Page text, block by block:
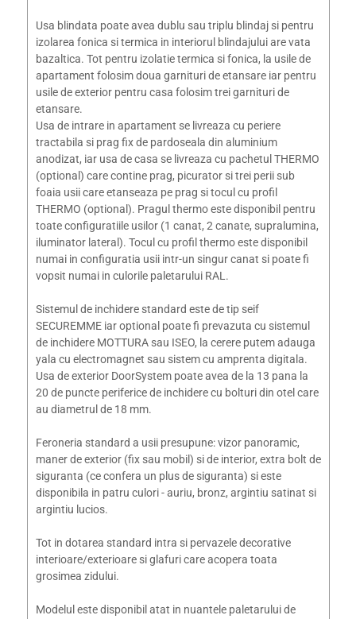
Usa blindata poate avea dublu sau triplu blindaj si pentru
izolarea fonica si termica in interiorul blindajului are vata
bazaltica. Tot pentru izolatie termica si fonica, la usile de
apartament folosim doua garnituri de etansare iar pentru
usile de exterior pentru casa folosim trei garnituri de
etansare.
Usa de intrare in apartament se livreaza cu periere
tractabila si prag fix de pardoseala din aluminium
anodizat, iar usa de casa se livreaza cu pachetul THERMO
(optional) care contine prag, picurator si trei perii sub
foaia usii care etanseaza pe prag si tocul cu profil
THERMO (optional). Pragul thermo este disponibil pentru
toate configuratiile usilor (1 canat, 2 canate, supralumina,
iluminator lateral). Tocul cu profil thermo este disponibil
numai in configuratia usii intr-un singur canat si poate fi
vopsit numai in culorile paletarului RAL.
Sistemul de inchidere standard este de tip seif
SECUREMME iar optional poate fi prevazuta cu sistemul
de inchidere MOTTURA sau ISEO, la cerere putem adauga
yala cu electromagnet sau sistem cu amprenta digitala.
Usa de exterior DoorSystem poate avea de la 13 pana la
20 de puncte periferice de inchidere cu bolturi din otel care
au diametrul de 18 mm.
Feroneria standard a usii presupune: vizor panoramic,
maner de exterior (fix sau mobil) si de interior, extra bolt de
siguranta (ce confera un plus de siguranta) si este
disponibila in patru culori - auriu, bronz, argintiu satinat si
argintiu lucios.
Tot in dotarea standard intra si pervazele decorative
interioare/exterioare si glafuri care acopera toata
grosimea zidului.
Modelul este disponibil atat in nuantele paletarului de